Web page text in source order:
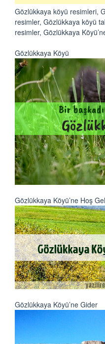
Gözlükkaya köyü resimleri,
resimler, Gözlükkaya köyü
resimler, Gözlükkaya
Gözlükkaya Köyü
Gözlükkaya Köyü’ne Hoş
Gözlükkaya Köyü’ne Gider